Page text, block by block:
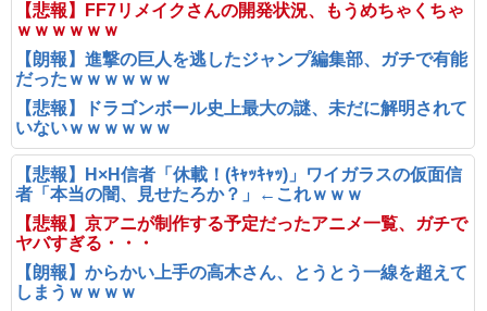
【悲報】FF7リメイクさんの開発状況、もうめちゃくちゃ
ｗｗｗｗｗｗ
【朗報】進撃の巨人を逃したジャンプ編集部、ガチで有能
だったｗｗｗｗｗｗ
【悲報】ドラゴンボール史上最大の謎、未だに解明されて
いないｗｗｗｗｗｗ
【悲報】H×H信者「休載！(ｷｬｯｷｬｯ)」ワイガラスの仮面信
者「本当の闇、見せたろか？」←これｗｗｗ
【悲報】京アニが制作する予定だったアニメ一覧、ガチで
ヤバすぎる・・・
【朗報】からかい上手の高木さん、とうとう一線を超えて
しまうｗｗｗｗ